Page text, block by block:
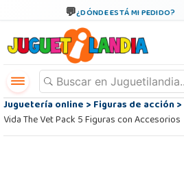
¿DÓNDE ESTÁ MI PEDIDO?
Juguetería online>Figuras de acción>
Vida The Vet Pack 5 Figuras con Accesorios